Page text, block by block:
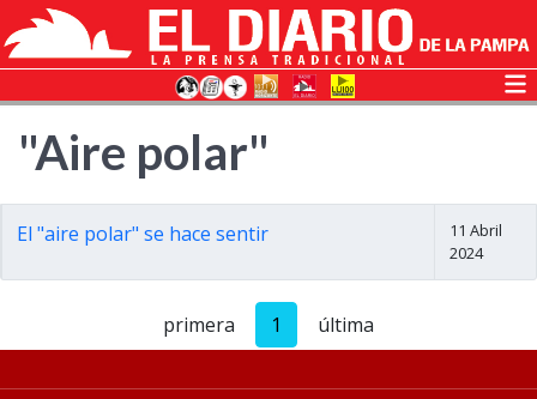
"Aire polar"
El "aire polar" se hace sentir
11 Abril
2024
primera 1 última